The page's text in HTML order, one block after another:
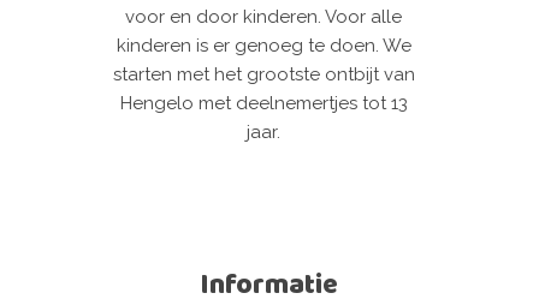
voor en door kinderen. Voor alle
kinderen is er genoeg te doen. We
starten met het grootste ontbijt van
Hengelo met deelnemertjes tot 13
jaar.
Informatie